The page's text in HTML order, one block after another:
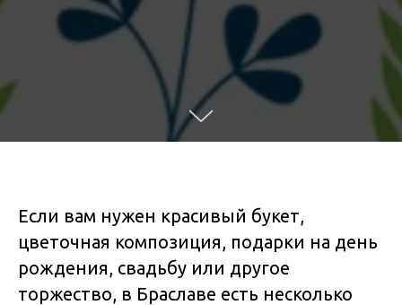
Если вам нужен красивый букет,
цветочная композиция, подарки на день
рождения, свадьбу или другое
торжество, в Браславе есть несколько